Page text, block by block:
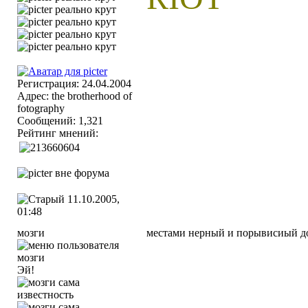
Регистрация: 24.04.2004
Адрес: the brotherhood of
fotography
Сообщений: 1,321
Рейтинг мнений:
11.10.2005,
01:48
мозги
Эй!
местами нерный и порывисиый